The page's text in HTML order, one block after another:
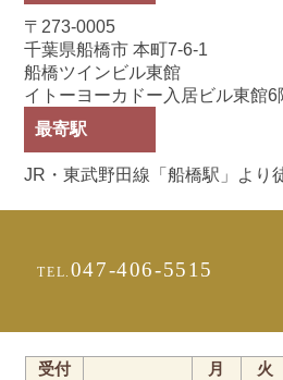
〒273-0005
千葉県船橋市 本町7-6-1
船橋ツインビル東館
イトーヨーカドー入居ビル東館6
最寄駅
JR・東武野田線「船橋駅」より
TEL. 047-406-5515
受付 月 火